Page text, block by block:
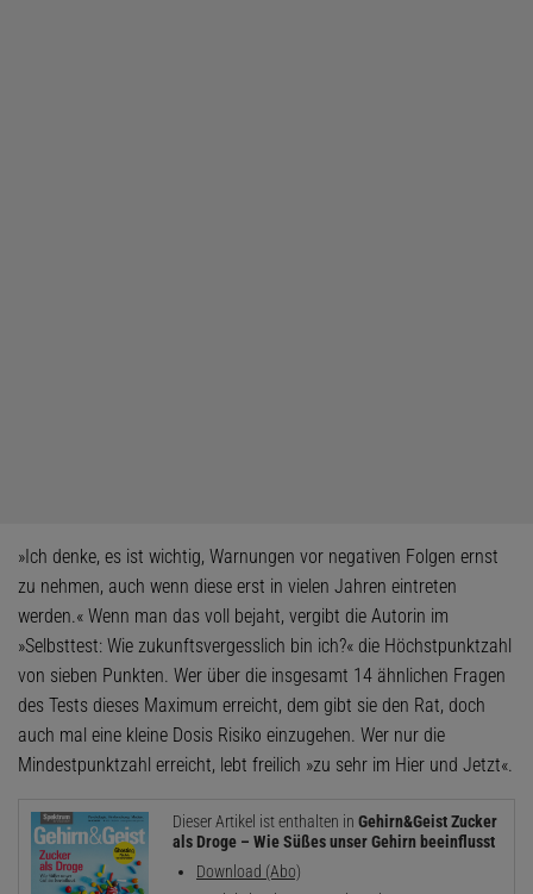
»Ich denke, es ist wichtig, Warnungen vor negativen Folgen ernst
zu nehmen, auch wenn diese erst in vielen Jahren eintreten
werden.« Wenn man das voll bejaht, vergibt die Autorin im
»Selbsttest: Wie zukunftsvergesslich bin ich?« die Höchstpunktzahl
von sieben Punkten. Wer über die insgesamt 14 ähnlichen Fragen
des Tests dieses Maximum erreicht, dem gibt sie den Rat, doch
auch mal eine kleine Dosis Risiko einzugehen. Wer nur die
Mindestpunktzahl erreicht, lebt freilich »zu sehr im Hier und Jetzt«.
Dieser Artikel ist enthalten in Gehirn&Geist Zucker
als Droge – Wie Süßes unser Gehirn beeinflusst
Download (Abo)